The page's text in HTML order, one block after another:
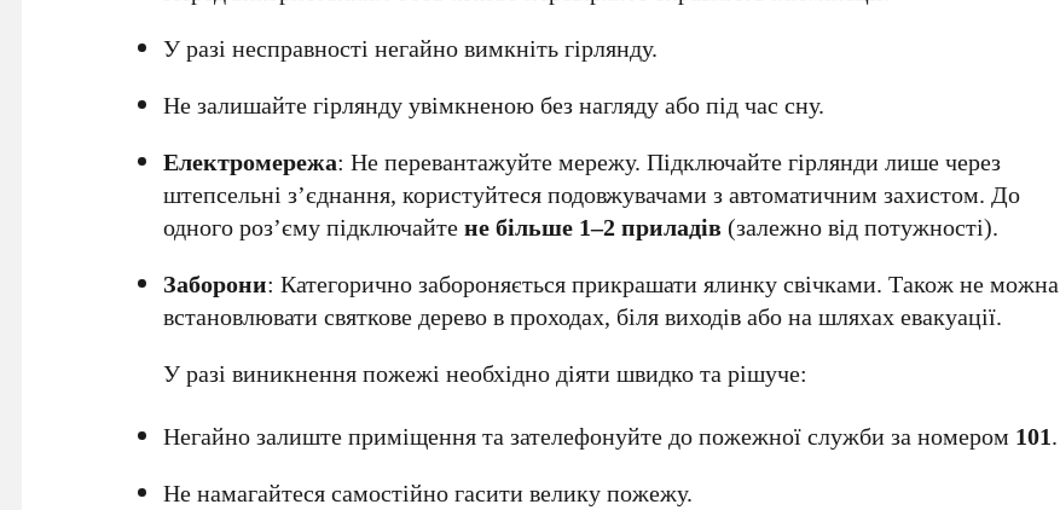
У разі несправності негайно вимкніть гірлянду.
Не залишайте гірлянду увімкненою без нагляду або під час сну.
Електромережа: Не перевантажуйте мережу. Підключайте гірлянди лише через
штепсельні з’єднання, користуйтеся подовжувачами з автоматичним захистом. До
одного роз’єму підключайтене більше 1–2 приладів (залежно від потужності).
Заборони: Категорично забороняється прикрашати ялинку свічками. Також не можна
встановлювати святкове дерево в проходах, біля виходів або на шляхах евакуації.
У разі виникнення пожежі необхідно діяти швидко та рішуче:
Негайно залиште приміщення та зателефонуйте до пожежної служби за номером 101.
Не намагайтеся самостійно гасити велику пожежу.